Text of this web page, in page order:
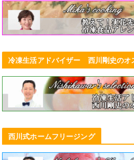
発売中「週刊女性」（5
れ手帖」（5月号）では
品グランプリ
冷凍生活アドバイザー 西川剛史のオ
西川式ホームフリージング